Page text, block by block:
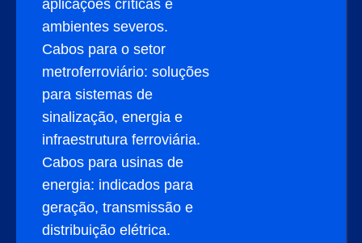
aplicações críticas e
ambientes severos.
Cabos para o setor
metroferroviário: soluções
para sistemas de
sinalização, energia e
infraestrutura ferroviária.
Cabos para usinas de
energia: indicados para
geração, transmissão e
distribuição elétrica.